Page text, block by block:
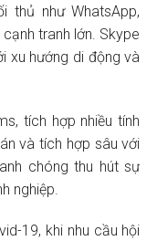
thủ như WhatsApp,
tranh lớn. Skype
xu hướng di động và
tích hợp nhiều tính
và tích hợp sâu với
chóng thu hút sự
nghiệp.
19, khi nhu cầu hội